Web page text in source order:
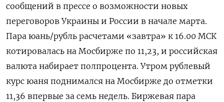
сообщений в прессе о возможности новых
переговоров Украины и России в начале марта.
Пара юань/рубль расчетами «завтра» к 16.00 МСК
котировалась на Мосбирже по 11,23, и российская
валюта набирает полпроцента. Утром рублевый
курс юаня поднимался на Мосбирже до ​отметки
11,36 впервые за семь недель. Биржевая пара